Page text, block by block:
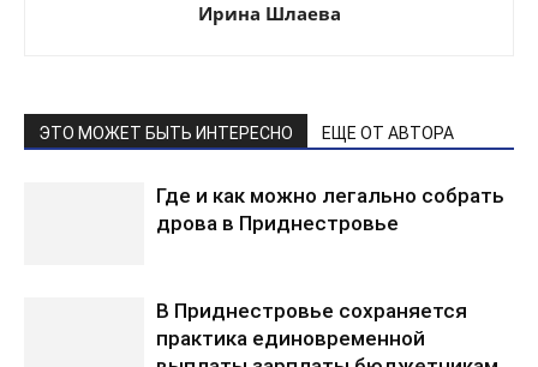
Ирина Шлаева
ЭТО МОЖЕТ БЫТЬ ИНТЕРЕСНО ЕЩЕ ОТ АВТОРА
Где и как можно легально собрать
дрова в Приднестровье
В Приднестровье сохраняется
практика единовременной